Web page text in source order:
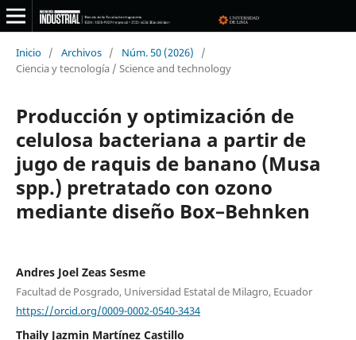
Inicio / Archivos / Núm. 50 (2026)
/
Ciencia y tecnología / Science and technology
Producción y optimización de
celulosa bacteriana a partir de
jugo de raquis de banano (Musa
spp.) pretratado con ozono
mediante diseño Box–Behnken
Andres Joel Zeas Sesme
Facultad de Posgrado, Universidad Estatal de Milagro, Ecuador
https://orcid.org/0009-0002-0540-3434
Thaily Jazmin Martínez Castillo